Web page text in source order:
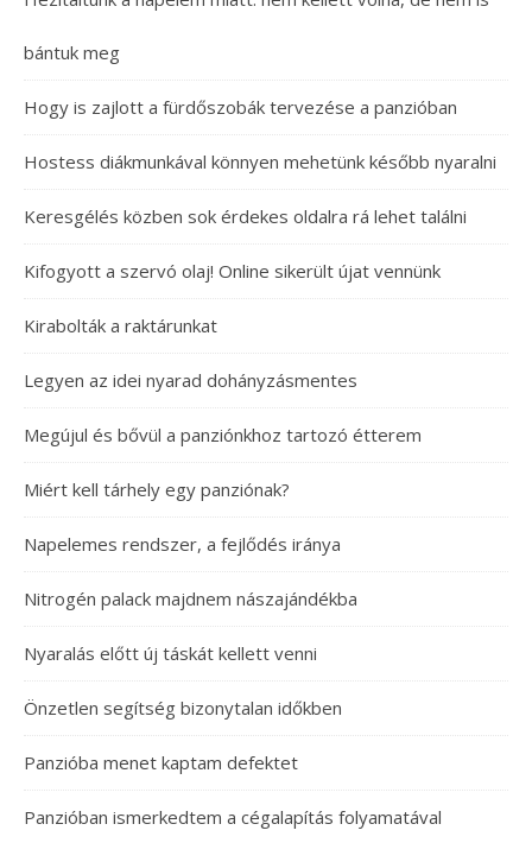
bántuk meg
Hogy is zajlott a fürdőszobák tervezése a panzióban
Hostess diákmunkával könnyen mehetünk később nyaralni
Keresgélés közben sok érdekes oldalra rá lehet találni
Kifogyott a szervó olaj! Online sikerült újat vennünk
Kirabolták a raktárunkat
Legyen az idei nyarad dohányzásmentes
Megújul és bővül a panziónkhoz tartozó étterem
Miért kell tárhely egy panziónak?
Napelemes rendszer, a fejlődés iránya
Nitrogén palack majdnem nászajándékba
Nyaralás előtt új táskát kellett venni
Önzetlen segítség bizonytalan időkben
Panzióba menet kaptam defektet
Panzióban ismerkedtem a cégalapítás folyamatával